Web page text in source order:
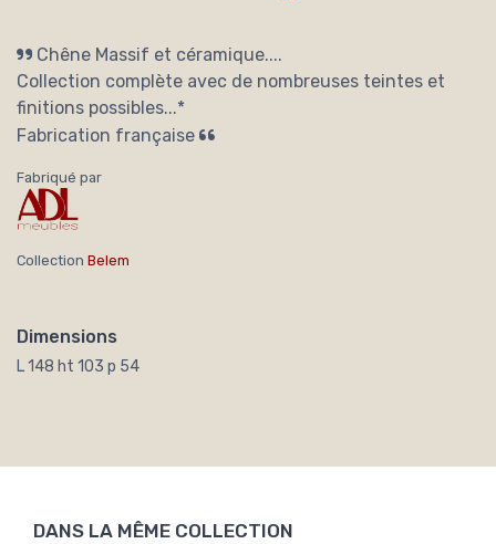
Chêne Massif et céramique....
Collection complète avec de nombreuses teintes et
finitions possibles...*
Fabrication française
Fabriqué par
Collection Belem
Dimensions
L 148 ht 103 p 54
DANS LA MÊME COLLECTION